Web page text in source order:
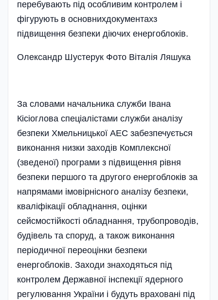
перебувають під особливим контролем і
фігурують в основнихдокументахз
підвищення без­пеки діючих енергоблоків.
Олександр Шустерук Фото Віталія Ляшука
За словами начальника служби Івана
Кісіоглова спеціалістами служби аналізу
безпеки Хмельницької АЕС забезпе­чується
виконання низки заходів Комп­лексної
(зведеної) програми з підвищен­ня рівня
безпеки першого та другого енер­гоблоків за
напрямами імовірнісного ана­лізу безпеки,
кваліфікації обладнання, оцінки
сейсмостійкості обладнання, тру­бопроводів,
будівель та споруд, а також виконання
періодичної переоцінки без­пеки
енергоблоків. Заходи знаходяться під
контролем Державної інспекції ядер­ного
регулювання України і будуть вра­ховані під